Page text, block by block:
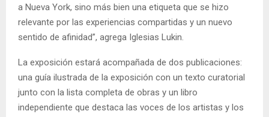
a Nueva York, sino más bien una etiqueta que se hizo
relevante por las experiencias compartidas y un nuevo
sentido de afinidad”, agrega Iglesias Lukin.
La exposición estará acompañada de dos publicaciones:
una guía ilustrada de la exposición con un texto curatorial
junto con la lista completa de obras y un libro
independiente que destaca las voces de los artistas y los